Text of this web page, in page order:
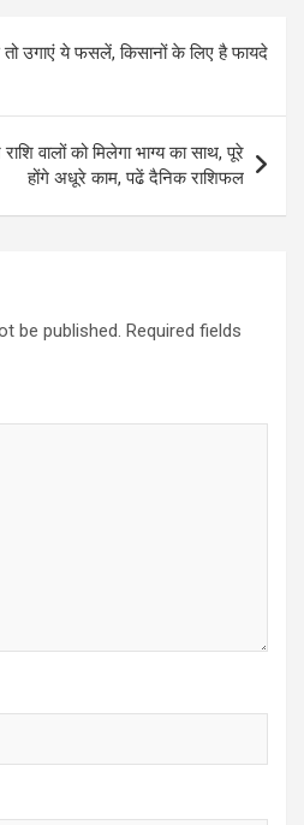
तो उगाएं ये फसलें, किसानों के लिए है फायदे
वालों को मिलेगा भाग्य का साथ, पूरे
होंगे अधूरे काम, पढें दैनिक राशिफल
be published. Required fields